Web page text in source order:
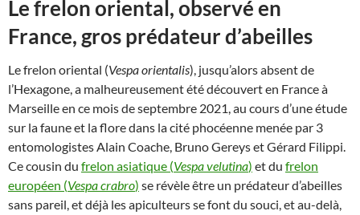
Le frelon oriental, observé en
France, gros prédateur d’abeilles
Le frelon oriental (Vespa orientalis), jusqu’alors absent de
l’Hexagone, a malheureusement été découvert en France à
Marseille en ce mois de septembre 2021, au cours d’une étude
sur la faune et la flore dans la cité phocéenne menée par 3
entomologistes Alain Coache, Bruno Gereys et Gérard Filippi.
Ce cousin du frelon asiatique (Vespa velutina) et du frelon
européen (Vespa crabro) se révèle être un prédateur d’abeilles
sans pareil, et déjà les apiculteurs se font du souci, et au-delà,